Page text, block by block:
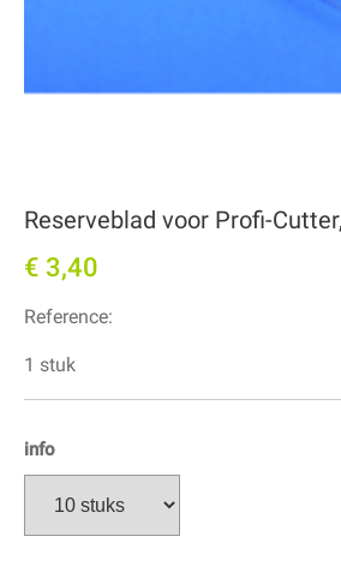
Reserveblad voor Profi-
€ 3,40
Reference:
1 stuk
info